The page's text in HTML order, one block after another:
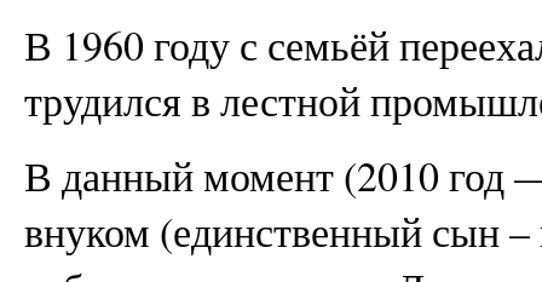
В 1960 году с семьёй
трудился в лестной
В данный момент (2010 год
внуком (единственный сын